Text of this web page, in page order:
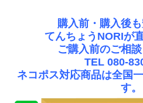
購入前・購入後
てんちょうNORIが
ご購入前のご相
TEL 080-
ネコポス対応商品は全国
す。